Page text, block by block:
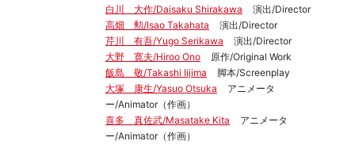
白川 大作/Daisaku Shirakawa
演出/Director
高畑 勲/Isao Takahata
演出/Director
芹川 有吾/Yugo Serikawa
演出/Director
大野 寛夫/Hiroo Ono
原作/Original Work
飯島 敬/Takashi Iijima
脚本/Screenplay
大塚 康生/Yasuo Otsuka
アニメータ
ー/Animator（作画）
喜多 真佐武/Masatake Kita
アニメータ
ー/Animator（作画）